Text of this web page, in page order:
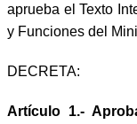
aprueba el Texto
y Funciones del
DECRETA:
Artículo 1.-